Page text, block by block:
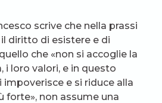
scrive che nella prassi
diritto di esistere e di
che «non si accoglie la
i loro valori, e in questo
e si riduce alla
forte», non assume una